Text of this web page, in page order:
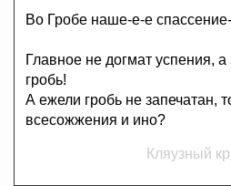
Во Гробе наше-е-е
Главное не догмат успения, а
гробь!
А ежели гробь не запечатан,
всесожжения и ино?
Кляузный